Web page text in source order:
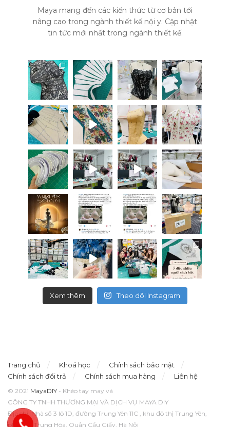
Maya mang đến các kiến thức từ cơ bản tới
nâng cao trong ngành thiết kế nội y. Cập nhật
tin tức mới nhất trong ngành thiết kế.
Xem thêm Theo dõi Instagram
Trang chủ Khoá học
Chính sách bảo mật
Chính sách đổi trả
Chính sách mua hàng Liên hệ
© 2021 MayaDIY - Khéo tay may vá
CÔNG TY TNHH THƯƠNG MẠI VÀ DỊCH VỤ MAYA DIY
Địa chỉ: Nhà số 3 lô 1D, đường Trung Yên 11C , khu đô thị Trung Yên,
phường Trung Hòa, Quận Cầu Giấy, Hà Nội